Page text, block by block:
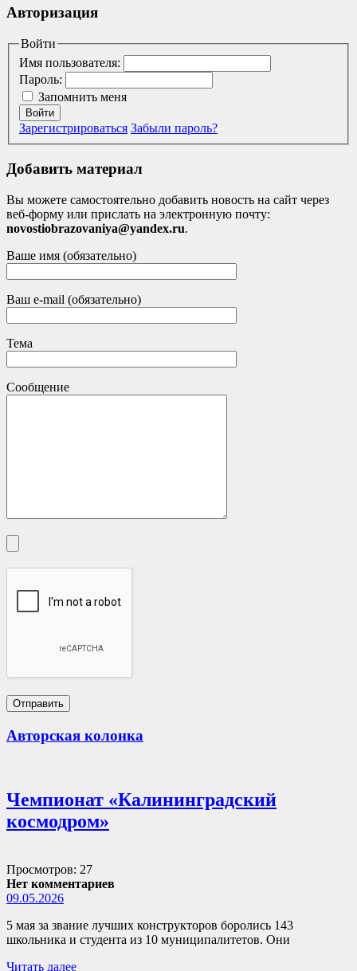
Авторизация
Войти
Имя пользователя:
Пароль:
Запомнить меня
Войти
Зарегистрироваться Забыли пароль?
Добавить материал
Вы можете самостоятельно добавить новость на сайт через
веб-форму или прислать на электронную почту:
novostiobrazovaniya@yandex.ru.
Ваше имя (обязательно)
Ваш e-mail (обязательно)
Тема
Сообщение
Авторская колонка
Чемпионат «Калининградский
космодром»
Просмотров: 27
Нет комментариев
09.05.2026
5 мая за звание лучших конструкторов боролись 143
школьника и студента из 10 муниципалитетов. Они
Читать далее